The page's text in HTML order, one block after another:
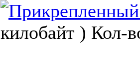
килобайт ) Кол-